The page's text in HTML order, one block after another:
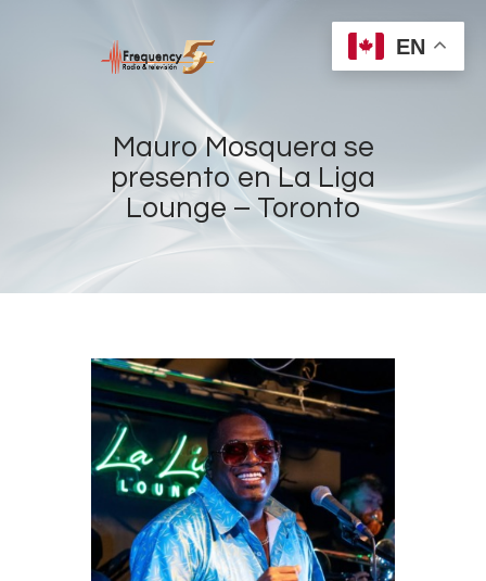
Mauro Mosquera se
presento en La Liga
Lounge – Toronto
Home
Live
Sports
News
Events
Store
Contacts
Cine
EN